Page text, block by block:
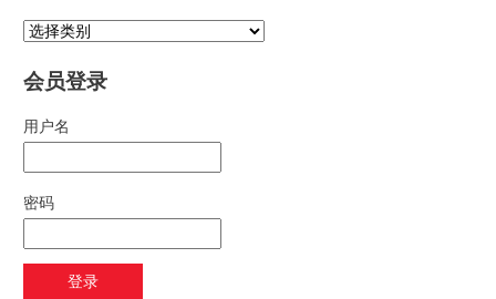
会员登录
用户名
密码